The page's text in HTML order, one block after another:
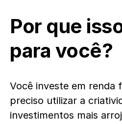
Por que
para você?
Você investe em renda
preciso utilizar a
investimentos mais